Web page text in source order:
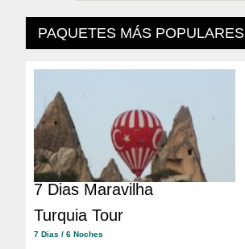
PAQUETES MÁS POPULARES
7 Dias Maravilha
Turquia Tour
7 Dias / 6 Noches